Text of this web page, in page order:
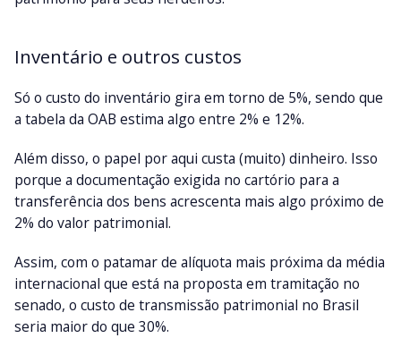
Inventário e outros custos
Só o custo do inventário gira em torno de 5%, sendo que
a tabela da OAB estima algo entre 2% e 12%.
Além disso, o papel por aqui custa (muito) dinheiro. Isso
porque a documentação exigida no cartório para a
transferência dos bens acrescenta mais algo próximo de
2% do valor patrimonial.
Assim, com o patamar de alíquota mais próxima da média
internacional que está na proposta em tramitação no
senado, o custo de transmissão patrimonial no Brasil
seria maior do que 30%.